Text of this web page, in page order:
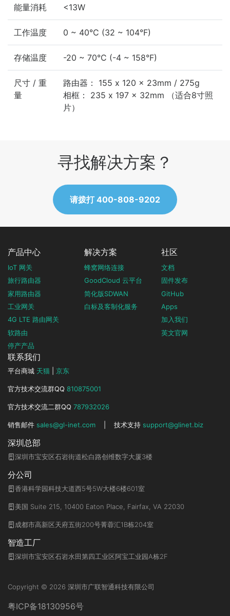
能量消耗 <13W
工作温度 0 ~ 40°C (32 ~ 104°F)
存储温度 -20 ~ 70°C (-4 ~ 158°F)
尺寸 / 重
量
路由器： 155 x 120 x 23mm / 275g
相框： 235 x 197 x 32mm （适合8寸照
片）
寻找解决方案？
请拨打 400-808-9202
产品中心
IoT 网关
旅行路由器
家用路由器
工业网关
4G LTE 路由网关
软路由
停产产品
解决方案
蜂窝网络连接
GoodCloud 云平台
简化版SDWAN
白标及客制化服务
社区
文档
固件发布
GitHub
Apps
加入我们
英文官网
联系我们
平台商城 天猫 京东
官方技术交流群QQ 810875001
官方技术交流二群QQ 787932026
销售邮件 sales@gl-inet.com 技术支持 support@glinet.biz
深圳总部
深圳市宝安区石岩街道松白路创维数字大厦3楼
分公司
香港科学园科技大道西5号5W大楼6楼601室
美国 Suite 215, 10400 Eaton Place, Fairfax, VA 22030
成都市高新区天府五街200号菁蓉汇1B栋204室
智造工厂
深圳市宝安区石岩水田第四工业区阿宝工业园A栋2F
Copyright © 2026 深圳市广联智通科技有限公司
粤ICP备18130956号